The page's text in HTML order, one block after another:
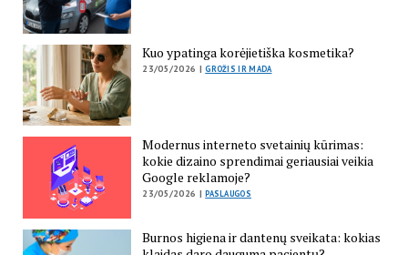
Kuo ypatinga korėjietiška kosmetika?
23/05/2026 |GROŽIS IR MADA
Modernus interneto svetainių kūrimas:
kokie dizaino sprendimai geriausiai veikia
Google reklamoje?
23/05/2026 |PASLAUGOS
Burnos higiena ir dantenų sveikata: kokias